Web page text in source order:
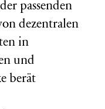
passenden
dezentralen
in
und
berät